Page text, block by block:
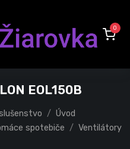
0
EOL150B
Úvod
spotebiče Ventilátory